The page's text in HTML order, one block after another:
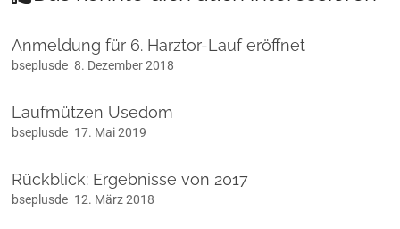
Anmeldung für 6. Harztor-Lauf eröffnet
bseplusde 8. Dezember 2018
Laufmützen Usedom
bseplusde 17. Mai 2019
Rückblick: Ergebnisse von 2017
bseplusde 12. März 2018